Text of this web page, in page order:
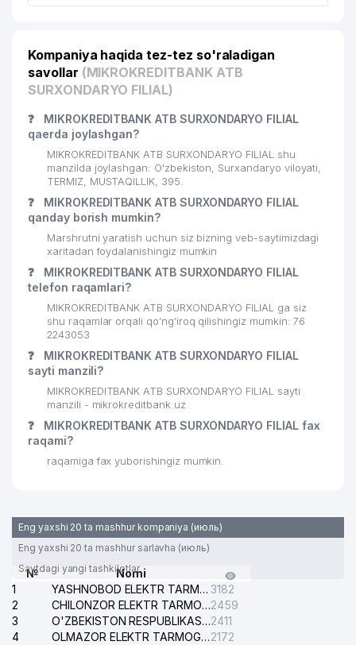
Kompaniya haqida tez-tez so'raladigan
savollar (MIKROKREDITBANK ATB
SURXONDARYO FILIAL)
❓
MIKROKREDITBANK ATB SURXONDARYO FILIAL
qaerda joylashgan?
MIKROKREDITBANK ATB SURXONDARYO FILIAL shu
manzilda joylashgan: O'zbekiston, Surxandaryo viloyati,
TERMIZ, MUSTAQILLIK, 395.
❓
MIKROKREDITBANK ATB SURXONDARYO FILIAL
qanday borish mumkin?
Marshrutni yaratish uchun siz bizning veb-saytimizdagi
xaritadan foydalanishingiz mumkin
❓
MIKROKREDITBANK ATB SURXONDARYO FILIAL
telefon raqamlari?
MIKROKREDITBANK ATB SURXONDARYO FILIAL ga siz
shu raqamlar orqali qo’ng’iroq qilishingiz mumkin: 76
2243053
❓
MIKROKREDITBANK ATB SURXONDARYO FILIAL
sayti manzili?
MIKROKREDITBANK ATB SURXONDARYO FILIAL sayti
manzili - mikrokreditbank.uz
❓
MIKROKREDITBANK ATB SURXONDARYO FILIAL fax
raqami?
raqamiga fax yuborishingiz mumkin.
Eng yaxshi 20 ta mashhur kompaniya (июль)
Eng yaxshi 20 ta mashhur sarlavha (июль)
Saytdagi yangi tashkilotlar
№
Nomi
1
YASHNOBOD ELEKTR TARMOG'I NOSOZLIKLARI XIZMATI 3182
2
CHILONZOR ELEKTR TARMOG'I NOSOZLIK XIZMATI2459
3
O'ZBEKISTON RESPUBLIKASI BOSH PROKURATURASI ISHONCH TELEFONI2411
4
OLMAZOR ELEKTR TARMOG'I NOSOZLIKLARI XIZMATI2172